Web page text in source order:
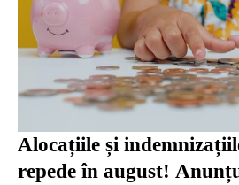
Alocațiile și
repede în august!